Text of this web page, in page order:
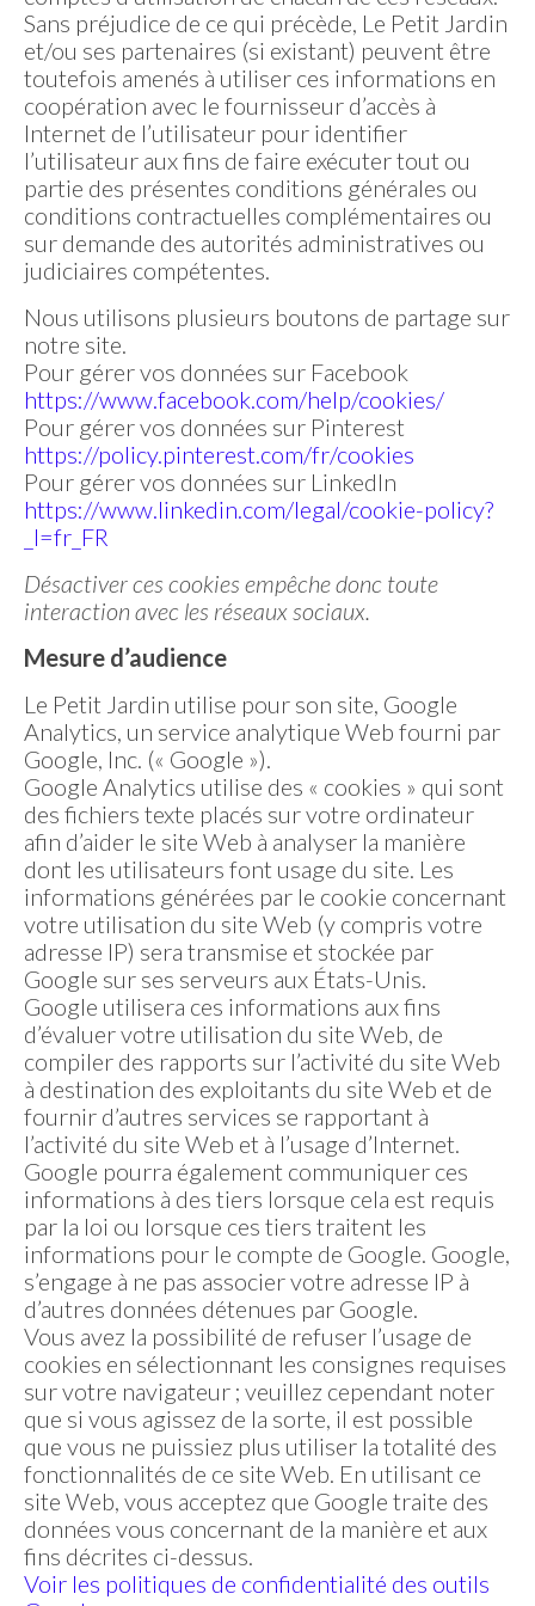
Sans préjudice de ce qui précède, Le Petit Jardin
et/ou ses partenaires (si existant) peuvent être
toutefois amenés à utiliser ces informations en
coopération avec le fournisseur d’accès à
Internet de l’utilisateur pour identifier
l’utilisateur aux fins de faire exécuter tout ou
partie des présentes conditions générales ou
conditions contractuelles complémentaires ou
sur demande des autorités administratives ou
judiciaires compétentes.
Nous utilisons plusieurs boutons de partage sur
notre site.
Pour gérer vos données sur Facebook
https://www.facebook.com/help/cookies/
Pour gérer vos données sur Pinterest
https://policy.pinterest.com/fr/cookies
Pour gérer vos données sur LinkedIn
https://www.linkedin.com/legal/cookie-policy?
_l=fr_FR
Désactiver ces cookies empêche donc toute
interaction avec les réseaux sociaux.
Mesure d’audience
Le Petit Jardin utilise pour son site, Google
Analytics, un service analytique Web fourni par
Google, Inc. (« Google »).
Google Analytics utilise des « cookies » qui sont
des fichiers texte placés sur votre ordinateur
afin d’aider le site Web à analyser la manière
dont les utilisateurs font usage du site. Les
informations générées par le cookie concernant
votre utilisation du site Web (y compris votre
adresse IP) sera transmise et stockée par
Google sur ses serveurs aux États-Unis.
Google utilisera ces informations aux fins
d’évaluer votre utilisation du site Web, de
compiler des rapports sur l’activité du site Web
à destination des exploitants du site Web et de
fournir d’autres services se rapportant à
l’activité du site Web et à l’usage d’Internet.
Google pourra également communiquer ces
informations à des tiers lorsque cela est requis
par la loi ou lorsque ces tiers traitent les
informations pour le compte de Google. Google,
s’engage à ne pas associer votre adresse IP à
d’autres données détenues par Google.
Vous avez la possibilité de refuser l’usage de
cookies en sélectionnant les consignes requises
sur votre navigateur ; veuillez cependant noter
que si vous agissez de la sorte, il est possible
que vous ne puissiez plus utiliser la totalité des
fonctionnalités de ce site Web. En utilisant ce
site Web, vous acceptez que Google traite des
données vous concernant de la manière et aux
fins décrites ci-dessus.
Voir les politiques de confidentialité des outils